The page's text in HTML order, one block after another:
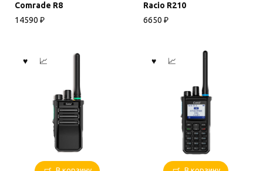
Comrade R8
14590 ₽
Racio R210
6650 ₽